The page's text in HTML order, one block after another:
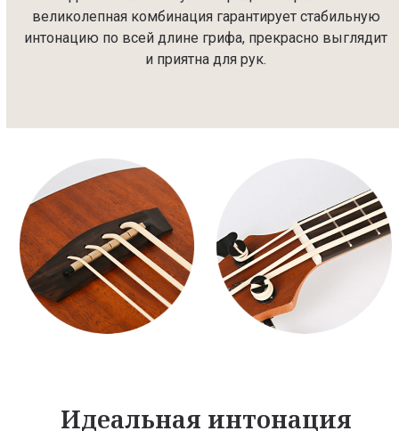
великолепная комбинация гарантирует стабильную
интонацию по всей длине грифа, прекрасно выглядит
и приятна для рук.
Идеальная интонация